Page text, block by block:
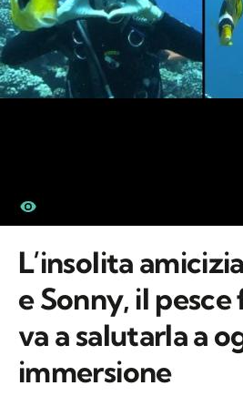
L’insolita
e Sonny, il
va a salutarla a
immersione